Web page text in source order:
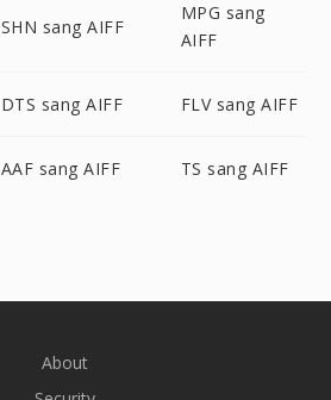
SHN sang AIFF
MPG sang
AIFF
DTS sang AIFF FLV sang AIFF
AAF sang AIFF TS sang AIFF
About